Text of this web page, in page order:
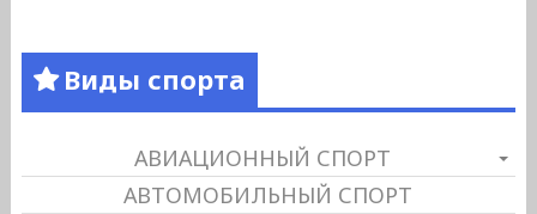
Виды спорта
АВИАЦИОННЫЙ СПОРТ
АВТОМОБИЛЬНЫЙ СПОРТ